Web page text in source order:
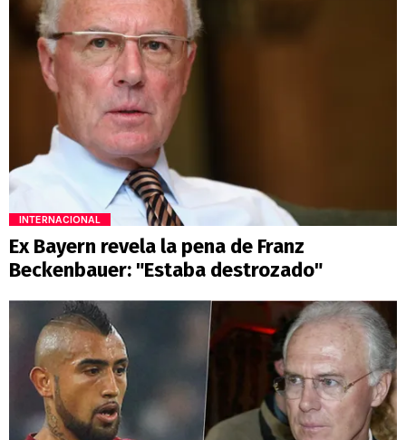
INTERNACIONAL
Ex Bayern revela la pena de Franz
Beckenbauer: "Estaba destrozado"